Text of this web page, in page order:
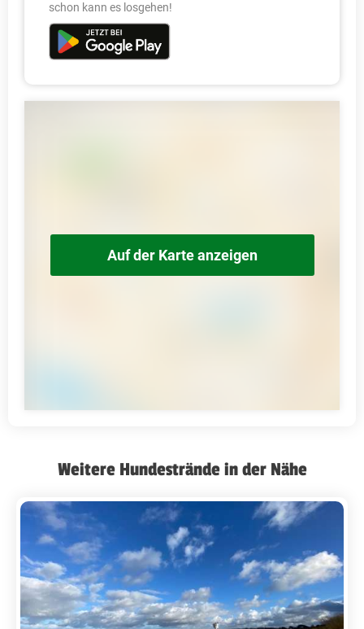
schon kann es losgehen!
Auf der Karte anzeigen
Weitere Hundestrände in der Nähe